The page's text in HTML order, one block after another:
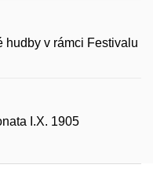
hudby v rámci Festivalu
I.X. 1905